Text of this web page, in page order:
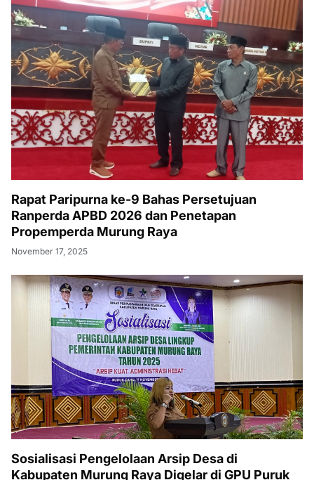
Rapat Paripurna ke-9 Bahas Persetujuan
Ranperda APBD 2026 dan Penetapan
Propemperda Murung Raya
November 17, 2025
Sosialisasi Pengelolaan Arsip Desa di
Kabupaten Murung Raya Digelar di GPU Puruk